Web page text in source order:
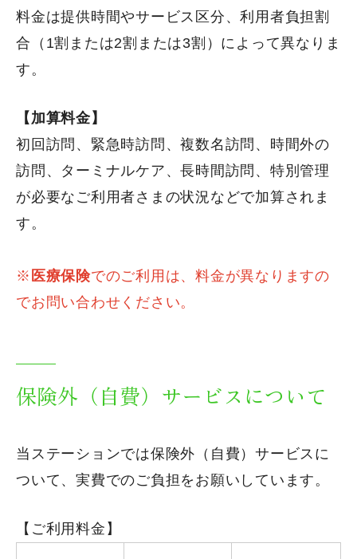
料金は提供時間やサービス区分、利用者負担割
合（1割または2割または3割）によって異なりま
す。
【加算料金】
初回訪問、緊急時訪問、複数名訪問、時間外の
訪問、ターミナルケア、長時間訪問、特別管理
が必要なご利用者さまの状況などで加算されま
す。
※ 医療保険でのご利用は、料金が異なりますの
でお問い合わせください。
保険外（自費）サービスについて
当ステーションでは保険外（自費）サービスに
ついて、実費でのご負担をお願いしています。
【ご利用料金】